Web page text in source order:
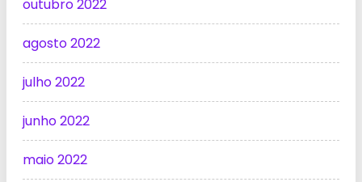
outubro 2022
agosto 2022
julho 2022
junho 2022
maio 2022